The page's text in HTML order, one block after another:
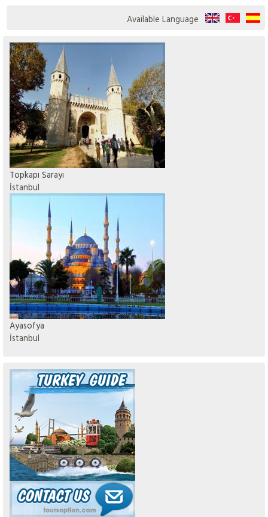
Available Language
Topkapı Sarayı
İstanbul
Ayasofya
İstanbul